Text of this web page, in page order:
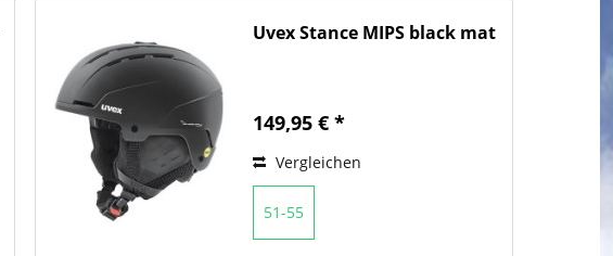
Uvex Stance MIPS black mat
149,95 € *
Vergleichen
51-55